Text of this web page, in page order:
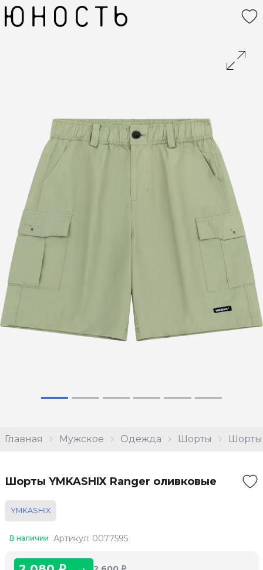
Главная Мужское Одежда Шорты Шорты
Шорты YMKASHIX Ranger оливковые
YMKASHIX
В наличии Артикул: 0077595